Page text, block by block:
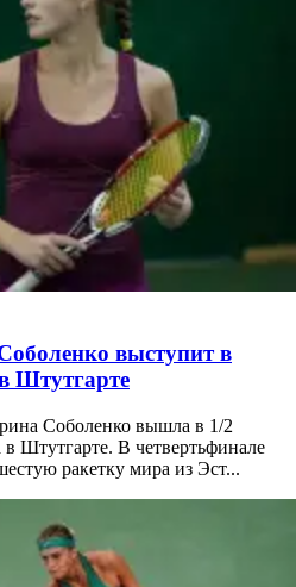
выступит в
Штутгарте
Соболенко вышла в 1/2
Штутгарте. В четвертьфинале
ракетку мира из Эст...